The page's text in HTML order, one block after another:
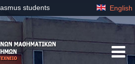
students English